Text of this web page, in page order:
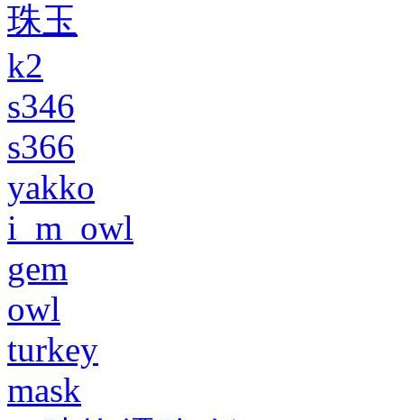
珠玉
k2
s346
s366
yakko
i_m_owl
gem
owl
turkey
mask